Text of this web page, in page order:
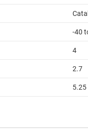
-40
4
2.7
5.25